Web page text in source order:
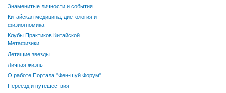
Знаменитые личности и события
Китайская медицина, диетология и
физиогномика
Клубы Практиков Китайской
Метафизики
Летящие звезды
Личная жизнь
О работе Портала "Фен-шуй Форум"
Переезд и путешествия